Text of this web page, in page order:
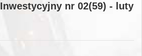
nr 02(59) - luty